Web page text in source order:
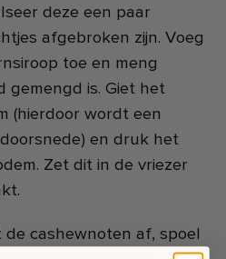
deze een paar
afgebroken zijn. Voeg
toe en meng
gemengd is. Giet het
(hierdoor wordt een
en druk het
Zet dit in de vriezer
cashewnoten af, spoel